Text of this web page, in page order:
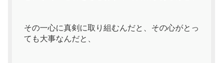
その一心に真剣に取り組むんだと、その心がとっ
ても大事なんだと、